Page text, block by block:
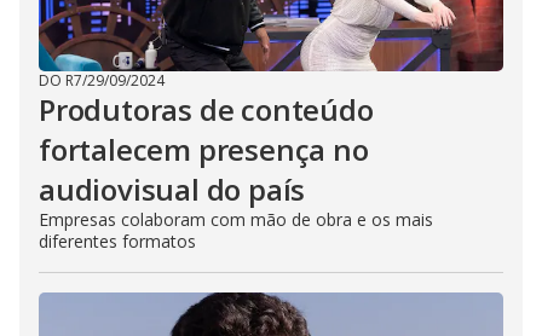
DO R7/29/09/2024
Produtoras de conteúdo
fortalecem presença no
audiovisual do país
Empresas colaboram com mão de obra e os mais
diferentes formatos